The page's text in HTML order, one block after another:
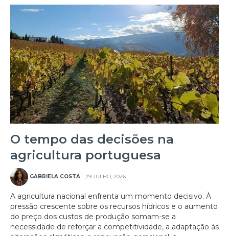
O tempo das decisões na
agricultura portuguesa
GABRIELA COSTA - 29 JULHO, 2026
A agricultura nacional enfrenta um momento decisivo. À
pressão crescente sobre os recursos hídricos e o aumento
do preço dos custos de produção somam-se a
necessidade de reforçar a competitividade, a adaptação às